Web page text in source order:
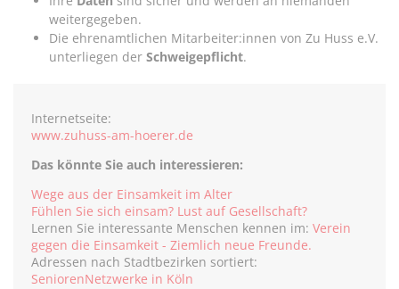
weitergegeben.
Die ehrenamtlichen Mitarbeiter:innen von Zu Huss e.V.
unterliegen der Schweigepflicht.
Internetseite:
www.zuhuss-am-hoerer.de
Das könnte Sie auch interessieren:
Wege aus der Einsamkeit im Alter
Fühlen Sie sich einsam? Lust auf Gesellschaft?
Lernen Sie interessante Menschen kennen im: Verein
gegen die Einsamkeit - Ziemlich neue Freunde.
Adressen nach Stadtbezirken sortiert:
SeniorenNetzwerke in Köln